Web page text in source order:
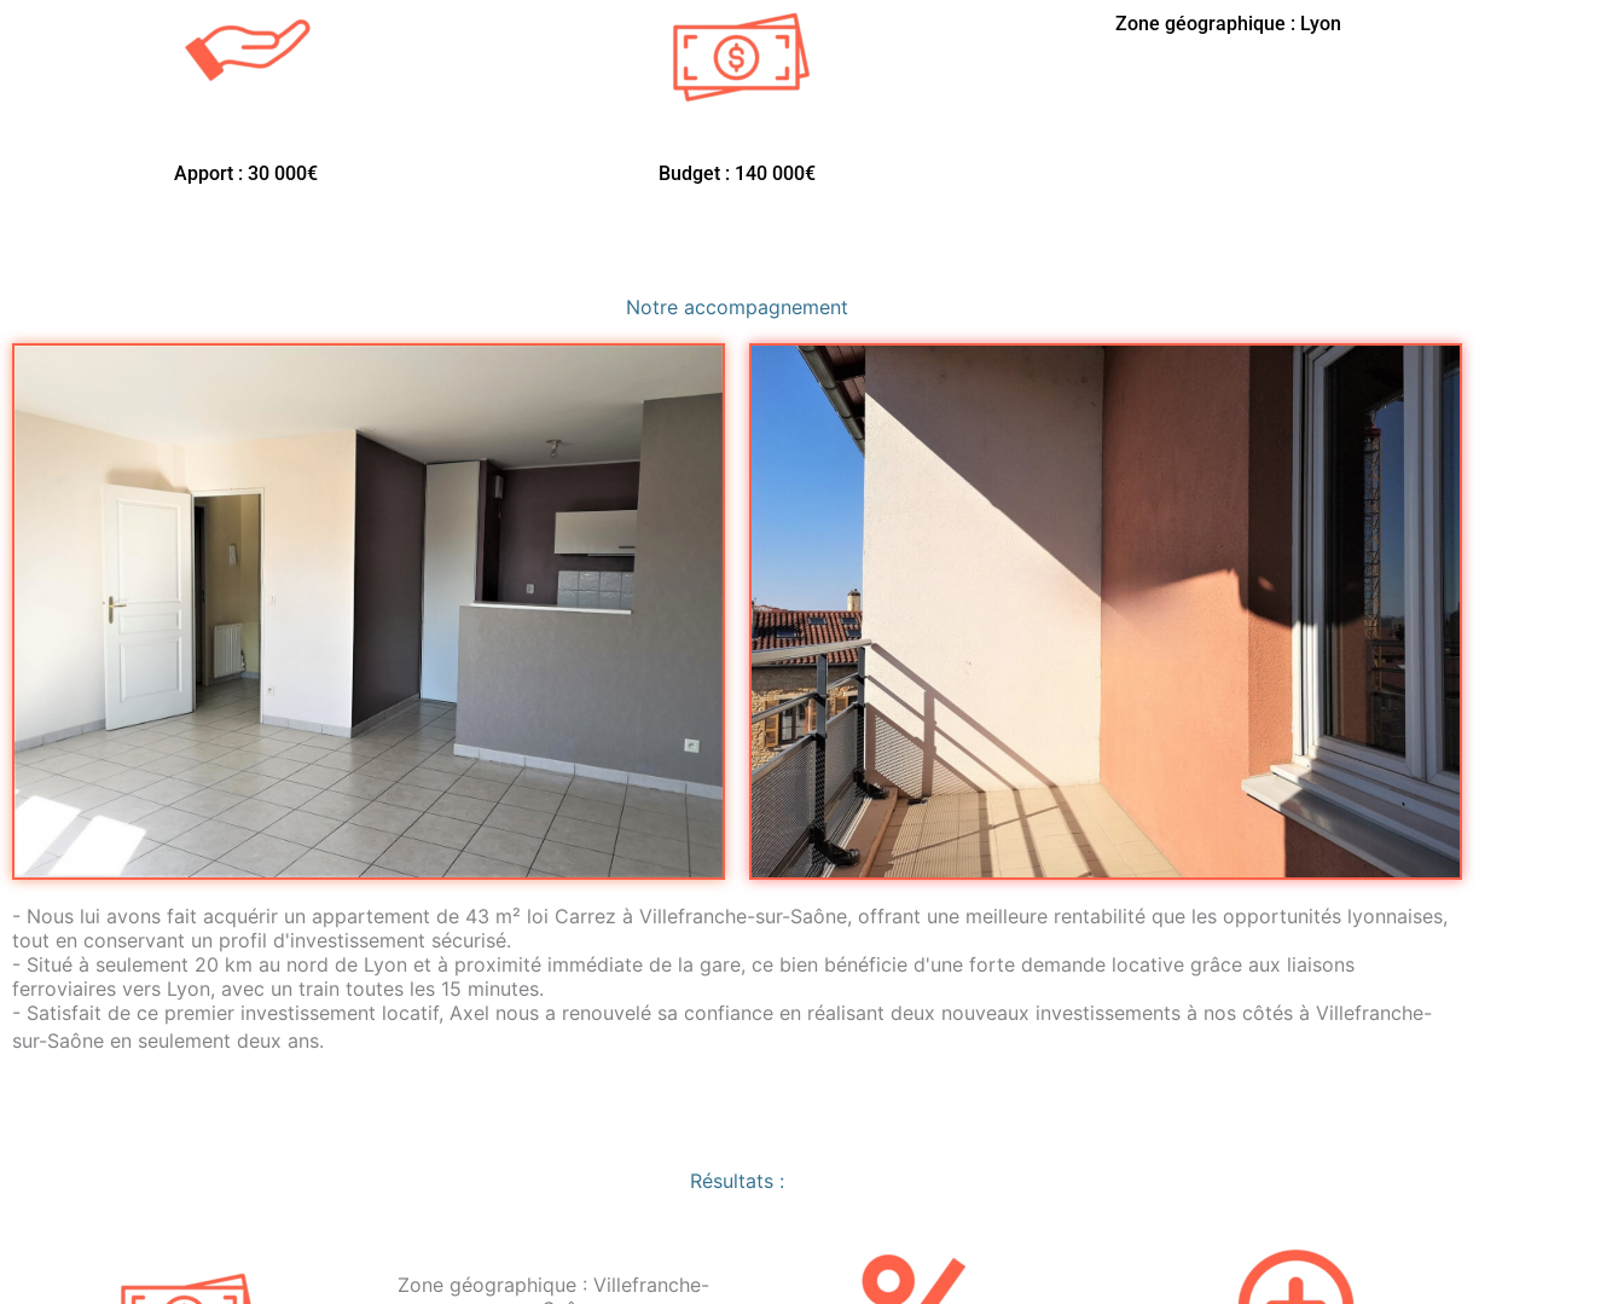
Apport : 30 000€ Budget : 140 000€
Zone géographique : Lyon
Notre accompagnement
- Nous lui avons fait acquérir un appartement de 43 m² loi Carrez à Villefranche-sur-Saône, offrant une meilleure rentabilité que les opportunités lyonnaises,
tout en conservant un profil d'investissement sécurisé.
- Situé à seulement 20 km au nord de Lyon et à proximité immédiate de la gare, ce bien bénéficie d'une forte demande locative grâce aux liaisons
ferroviaires vers Lyon, avec un train toutes les 15 minutes.
- Satisfait de ce premier investissement locatif, Axel nous a renouvelé sa confiance en réalisant deux nouveaux investissements à nos côtés à Villefranche-
sur-Saône en seulement deux ans.
Résultats :
Zone géographique : Villefranche-